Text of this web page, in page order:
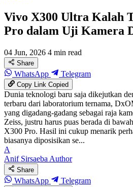
Vivo X300 Ultra Kalah
Pro dalam Uji Kamera
04 Jun, 2026 4 min read
Share
WhatsApp Telegram
Copy LinkCopied
Dunia teknologi baru saja dikejutkan
terbaru dari laboratorium ternama,
yang digadang-gadang sebagai raja
Zeiss, justru harus puas berada di
X300 Pro. Hasil ini cukup menarik
biasanya diposisikan se...
A
Anif SirsaebaAuthor
Share
WhatsApp Telegram